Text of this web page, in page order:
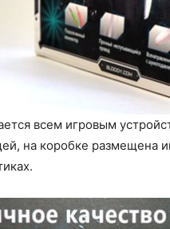
всем игровым
на коробке размещена